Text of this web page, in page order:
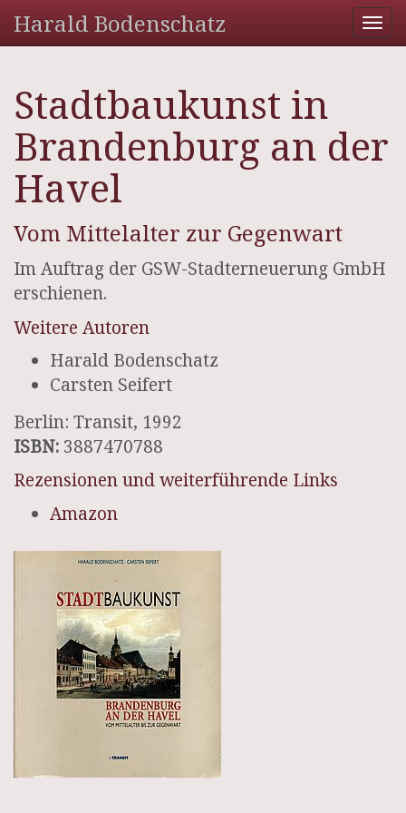
Harald Bodenschatz
Stadtbaukunst in
Brandenburg an der
Havel
Vom Mittelalter zur Gegenwart
Im Auftrag der GSW-Stadterneuerung GmbH
erschienen.
Weitere Autoren
Harald Bodenschatz
Carsten Seifert
Berlin: Transit, 1992
ISBN: 3887470788
Rezensionen und weiterführende Links
Amazon